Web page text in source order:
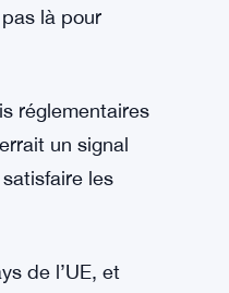
européenne.
l’agrément